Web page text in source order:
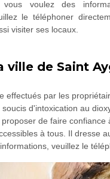
voulez des
le téléphoner
visiter ses locaux.
ville de Saint
effectués par les
d'intoxication au
de faire confiance
à tous. Il dresse
veuillez le